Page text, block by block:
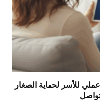
للأسر لحماية الصغار